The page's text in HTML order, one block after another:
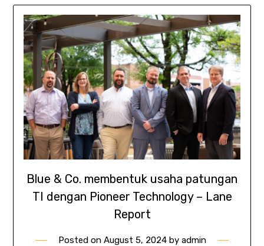
Blue & Co. membentuk usaha patungan
TI dengan Pioneer Technology – Lane
Report
Posted on August 5, 2024by admin